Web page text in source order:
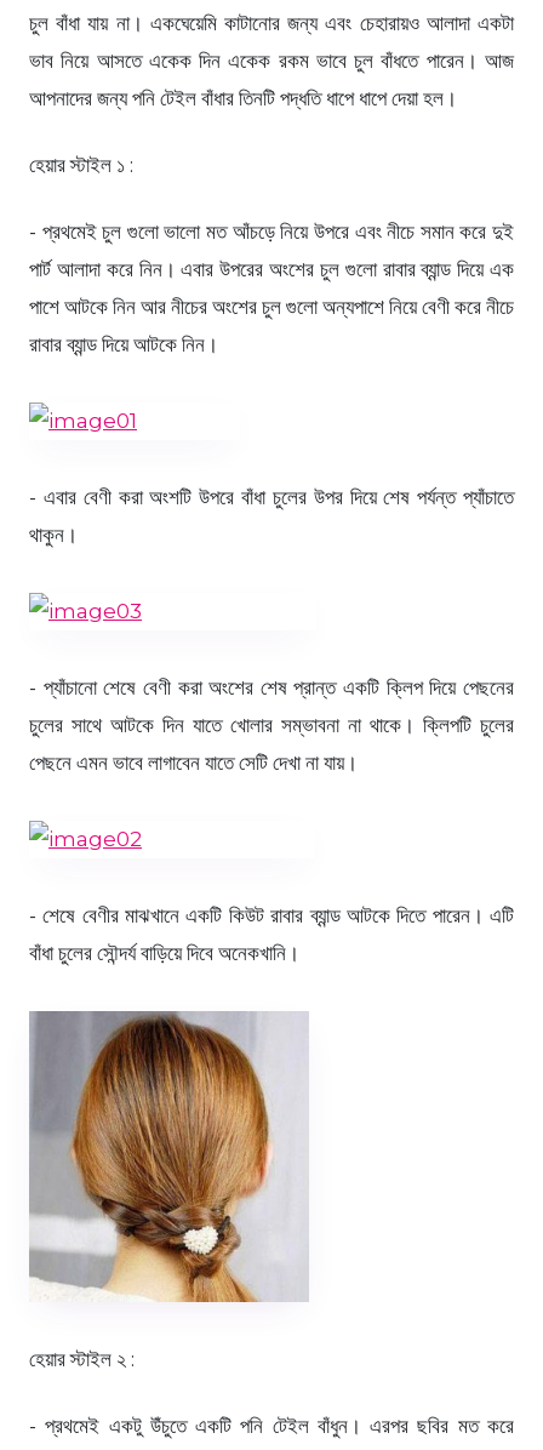
চুল বাঁধা যায় না। একঘেয়েমি কাটানোর জন্য এবং চেহারায়ও আলাদা একটা
ভাব নিয়ে আসতে একেক দিন একেক রকম ভাবে চুল বাঁধতে পারেন। আজ
আপনাদের জন্য পনি টেইল বাঁধার তিনটি পদ্ধতি ধাপে ধাপে দেয়া হল।
হেয়ার স্টাইল ১ :
- প্রথমেই চুল গুলো ভালো মত আঁচড়ে নিয়ে উপরে এবং নীচে সমান করে দুই
পার্ট আলাদা করে নিন। এবার উপরের অংশের চুল গুলো রাবার ব্যান্ড দিয়ে এক
পাশে আটকে নিন আর নীচের অংশের চুল গুলো অন্যপাশে নিয়ে বেণী করে নীচে
রাবার ব্যান্ড দিয়ে আটকে নিন।
- এবার বেণী করা অংশটি উপরে বাঁধা চুলের উপর দিয়ে শেষ পর্যন্ত প্যাঁচাতে
থাকুন।
- প্যাঁচানো শেষে বেণী করা অংশের শেষ প্রান্ত একটি ক্লিপ দিয়ে পেছনের
চুলের সাথে আটকে দিন যাতে খোলার সম্ভাবনা না থাকে। ক্লিপটি চুলের
পেছনে এমন ভাবে লাগাবেন যাতে সেটি দেখা না যায়।
- শেষে বেণীর মাঝখানে একটি কিউট রাবার ব্যান্ড আটকে দিতে পারেন। এটি
বাঁধা চুলের সৌন্দর্য বাড়িয়ে দিবে অনেকখানি।
হেয়ার স্টাইল ২ :
- প্রথমেই একটু উঁচুতে একটি পনি টেইল বাঁধুন। এরপর ছবির মত করে